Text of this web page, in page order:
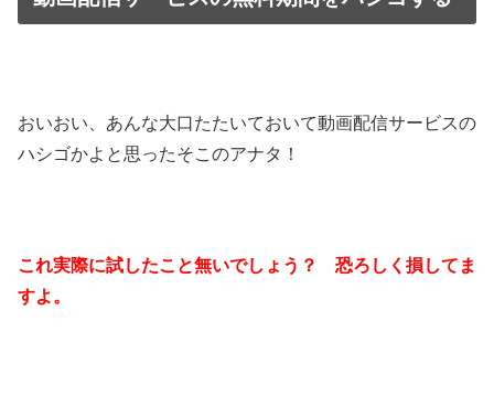
おいおい、あんな大口たたいておいて動画配信サービスの
ハシゴかよと思ったそこのアナタ！
これ実際に試したこと無いでしょう？ 恐ろしく損してま
すよ。